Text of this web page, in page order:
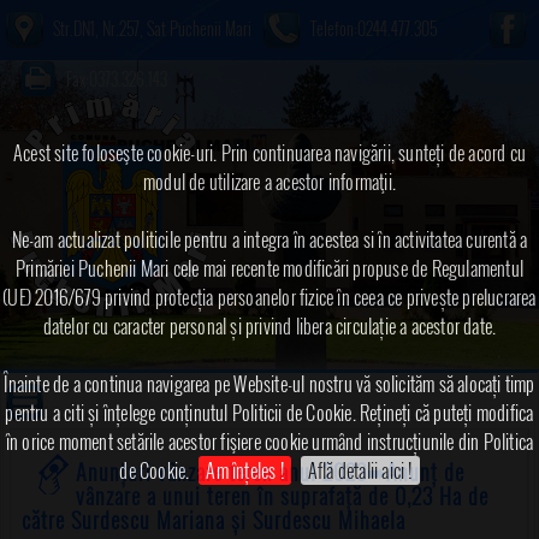
Acest site foloseşte cookie-uri. Prin continuarea navigării, sunteți de acord cu
modul de utilizare a acestor informaţii.
Ne-am actualizat politicile pentru a integra în acestea si în activitatea curentă a
Primăriei Puchenii Mari cele mai recente modificări propuse de Regulamentul
(UE) 2016/679 privind protecția persoanelor fizice în ceea ce privește prelucrarea
datelor cu caracter personal și privind libera circulație a acestor date.
Înainte de a continua navigarea pe Website-ul nostru vă solicităm să alocați timp
pentru a citi și înțelege conținutul Politicii de Cookie. Rețineți că puteți modifica
în orice moment setările acestor fişiere cookie urmând instrucțiunile din Politica
de Cookie. Am înțeles ! Află detalii aici !
Telefon:0244.477.305
Anunțuri vânzare teren anul 2023➠Anunț de
vânzare a unui teren în suprafață de 0,23 Ha de
către Surdescu Mariana și Surdescu Mihaela